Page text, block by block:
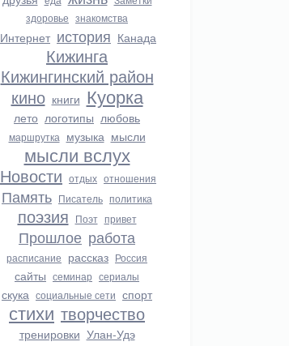
здоровье знакомства
Интернет история Канада
Кижинга
Кижингинский район
кино книги Куорка
лето логотипы любовь
маршрутка музыка мысли
мысли вслух
Новости отдых отношения
Память Писатель политика
поэзия Поэт привет
Прошлое работа
расписание рассказ Россия
сайты семинар сериалы
скука социальные сети спорт
стихи творчество
тренировки Улан-Удэ